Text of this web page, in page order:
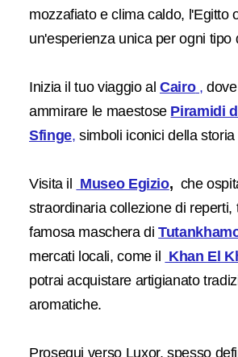
mozzafiato e clima caldo, l'Egitto
un'esperienza unica per ogni tipo
Inizia il tuo viaggio al Cairo,
ammirare le maestose Piramidi
Sfinge, simboli iconici della
Visita il Museo Egizio, che
straordinaria collezione di reperti,
famosa maschera di
mercati locali, come il
Khan El
potrai acquistare artigianato
aromatiche.
Prosegui verso Luxor, spesso